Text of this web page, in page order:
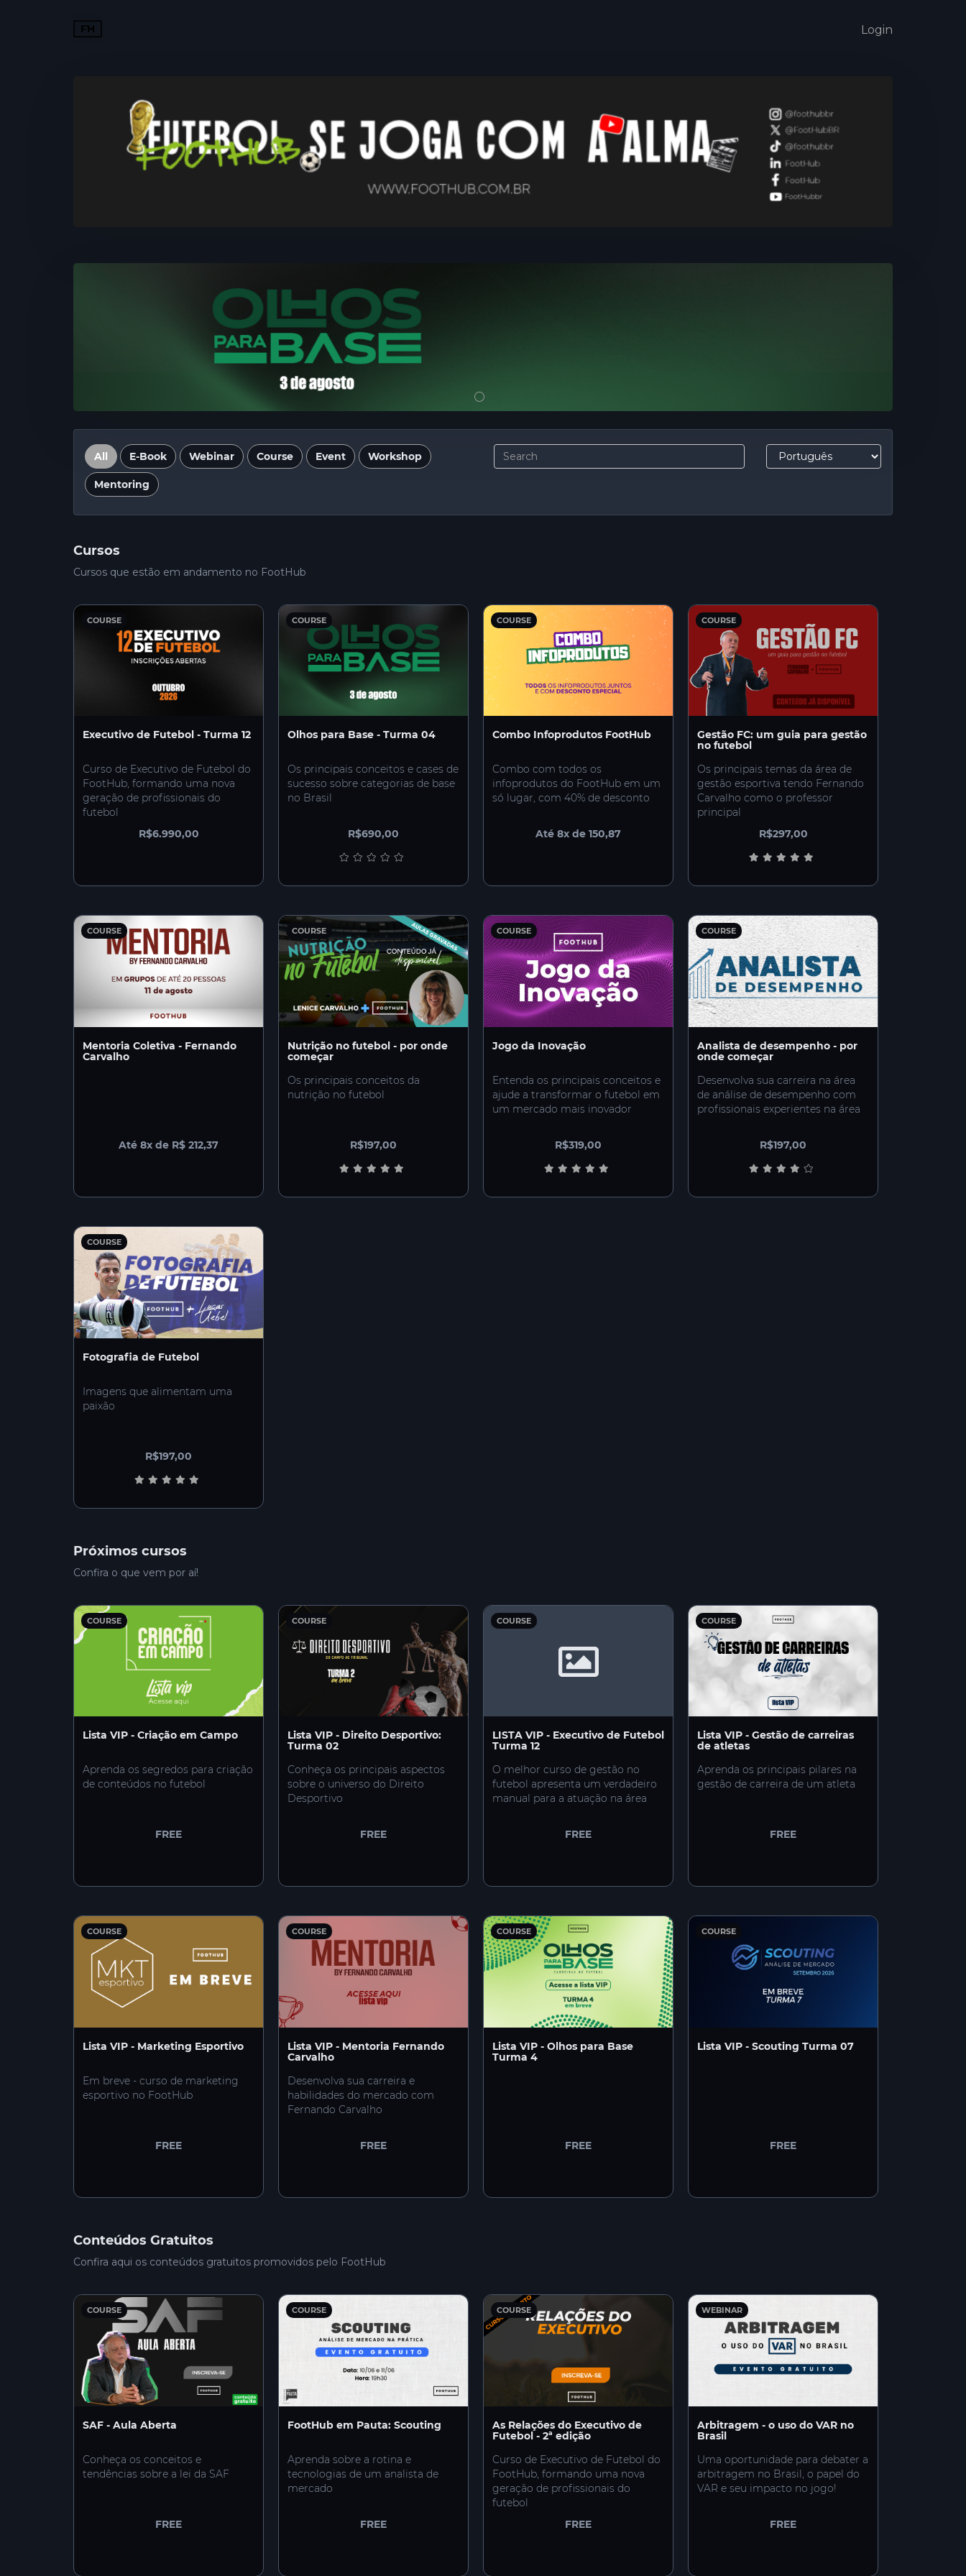
Login
All E-Book Webinar Course Event Workshop
Mentoring
Cursos
Cursos que estão em andamento no FootHub
COURSE
Executivo de Futebol - Turma 12
Curso de Executivo de Futebol do
FootHub, formando uma nova
geração de profissionais do
futebol
R$6.990,00
COURSE
Olhos para Base - Turma 04
Os principais conceitos e cases de
sucesso sobre categorias de base
no Brasil
R$690,00
COURSE
Combo Infoprodutos FootHub
Combo com todos os
infoprodutos do FootHub em um
só lugar, com 40% de desconto
Até 8x de 150,87
COURSE
Gestão FC: um guia para gestão
no futebol
Os principais temas da área de
gestão esportiva tendo Fernando
Carvalho como o professor
principal
R$297,00
COURSE
Mentoria Coletiva - Fernando
Carvalho
Até 8x de R$ 212,37
COURSE
Nutrição no futebol - por onde
começar
Os principais conceitos da
nutrição no futebol
R$197,00
COURSE
Jogo da Inovação
Entenda os principais conceitos e
ajude a transformar o futebol em
um mercado mais inovador
R$319,00
COURSE
Analista de desempenho - por
onde começar
Desenvolva sua carreira na área
de análise de desempenho com
profissionais experientes na área
R$197,00
COURSE
Fotografia de Futebol
Imagens que alimentam uma
paixão
R$197,00
Próximos cursos
Confira o que vem por aí!
COURSE
Lista VIP - Criação em Campo
Aprenda os segredos para criação
de conteúdos no futebol
FREE
COURSE
Lista VIP - Direito Desportivo:
Turma 02
Conheça os principais aspectos
sobre o universo do Direito
Desportivo
FREE
COURSE
LISTA VIP - Executivo de Futebol
Turma 12
O melhor curso de gestão no
futebol apresenta um verdadeiro
manual para a atuação na área
FREE
COURSE
Lista VIP - Gestão de carreiras
de atletas
Aprenda os principais pilares na
gestão de carreira de um atleta
FREE
COURSE
Lista VIP - Marketing Esportivo
Em breve - curso de marketing
esportivo no FootHub
FREE
COURSE
Lista VIP - Mentoria Fernando
Carvalho
Desenvolva sua carreira e
habilidades do mercado com
Fernando Carvalho
FREE
COURSE
Lista VIP - Olhos para Base
Turma 4
FREE
COURSE
Lista VIP - Scouting Turma 07
FREE
Conteúdos Gratuitos
Confira aqui os conteúdos gratuitos promovidos pelo FootHub
COURSE
SAF - Aula Aberta
Conheça os conceitos e
tendências sobre a lei da SAF
FREE
COURSE
FootHub em Pauta: Scouting
Aprenda sobre a rotina e
tecnologias de um analista de
mercado
FREE
COURSE
As Relações do Executivo de
Futebol - 2ª edição
Curso de Executivo de Futebol do
FootHub, formando uma nova
geração de profissionais do
futebol
FREE
WEBINAR
Arbitragem - o uso do VAR no
Brasil
Uma oportunidade para debater a
arbitragem no Brasil, o papel do
VAR e seu impacto no jogo!
FREE